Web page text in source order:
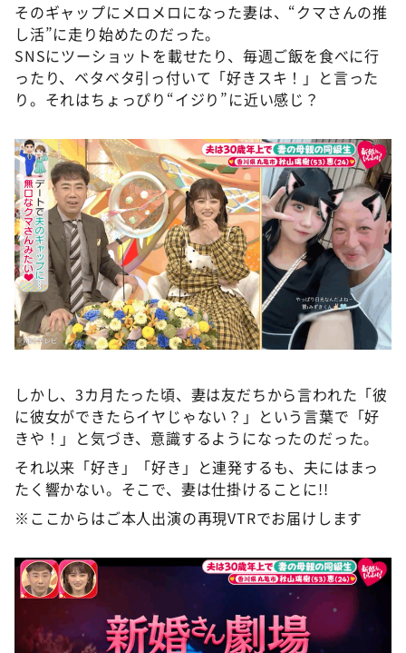
そのギャップにメロメロになった妻は、“クマさんの推
し活”に走り始めたのだった。
SNSにツーショットを載せたり、毎週ご飯を食べに行
ったり、ベタベタ引っ付いて「好きスキ！」と言った
り。それはちょっぴり“イジり”に近い感じ？
しかし、3カ月たった頃、妻は友だちから言われた「彼
に彼女ができたらイヤじゃない？」という言葉で「好
きや！」と気づき、意識するようになったのだった。
それ以来「好き」「好き」と連発するも、夫にはまっ
たく響かない。そこで、妻は仕掛けることに!!
※ここからはご本人出演の再現VTRでお届けします